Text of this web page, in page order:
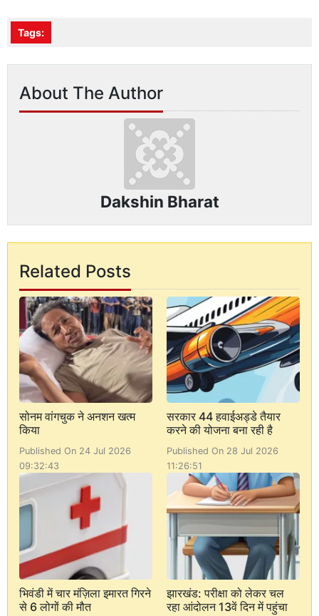
Tags:
About The Author
Dakshin Bharat
Related Posts
सोनम वांगचुक ने अनशन खत्म
किया
Published On 24 Jul 2026
09:32:43
सरकार 44 हवाईअड्डे तैयार
करने की योजना बना रही है
Published On 28 Jul 2026
11:26:51
भिवंडी में चार मंज़िला इमारत गिरने
से 6 लोगों की मौत
झारखंड: परीक्षा को लेकर चल
रहा आंदोलन 13वें दिन में पहुंचा